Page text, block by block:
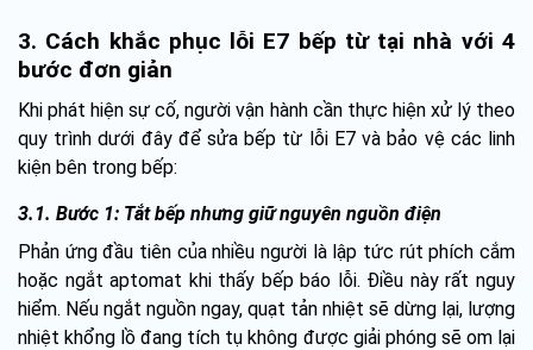
3. Cách khắc phục lỗi E7 bếp từ tại nhà với 4
bước đơn giản
Khi phát hiện sự cố, người vận hành cần thực hiện xử lý theo
quy trình dưới đây để sửa bếp từ lỗi E7 và bảo vệ các linh
kiện bên trong bếp:
3.1. Bước 1: Tắt bếp nhưng giữ nguyên nguồn điện
Phản ứng đầu tiên của nhiều người là lập tức rút phích cắm
hoặc ngắt aptomat khi thấy bếp báo lỗi. Điều này rất nguy
hiểm. Nếu ngắt nguồn ngay, quạt tản nhiệt sẽ dừng lại, lượng
nhiệt khổng lồ đang tích tụ không được giải phóng sẽ om lại